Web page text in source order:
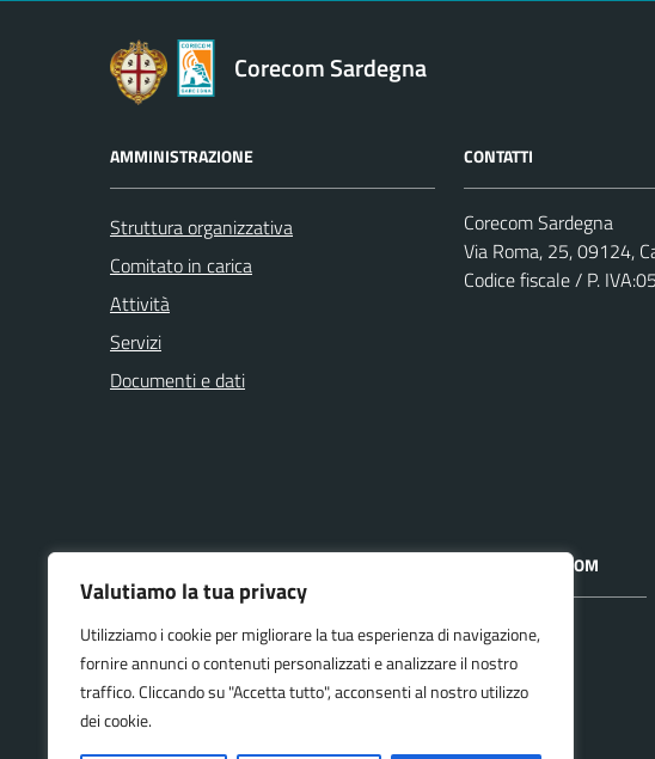
Valutiamo la tua privacy
Utilizziamo i cookie per migliorare la tua esperienza di navigazione,
fornire annunci o contenuti personalizzati e analizzare il nostro
traffico. Cliccando su "Accetta tutto", acconsenti al nostro utilizzo
dei cookie.
Corecom Sardegna
AMMINISTRAZIONE
Struttura organizzativa
Comitato in carica
Attività
Servizi
Documenti e dati
CONTATTI
Corecom Sardegna
Via Roma, 25, 09124,
Codice fiscale / P.
Avvisi
Notizie
Comunicati
VIVERE IL CORECOM
Eventi